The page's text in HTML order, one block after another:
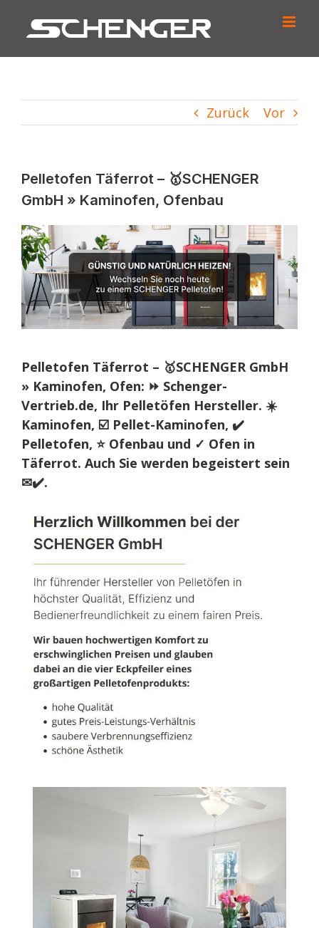
Inhalt
Zurück Vor
Pelletofen Täferrot – 🥇SCHENGER
GmbH » Kaminofen, Ofenbau
Pelletofen Täferrot – 🥇SCHENGER GmbH
» Kaminofen, Ofen: ⏩ Schenger-
Vertrieb.de, Ihr Pelletöfen Hersteller. ☀️
Kaminofen, ☑️ Pellet-Kaminofen, ✔️
Pelletofen, ⭐ Ofenbau und ✓ Ofen in
Täferrot. Auch Sie werden begeistert sein
✉✔️.